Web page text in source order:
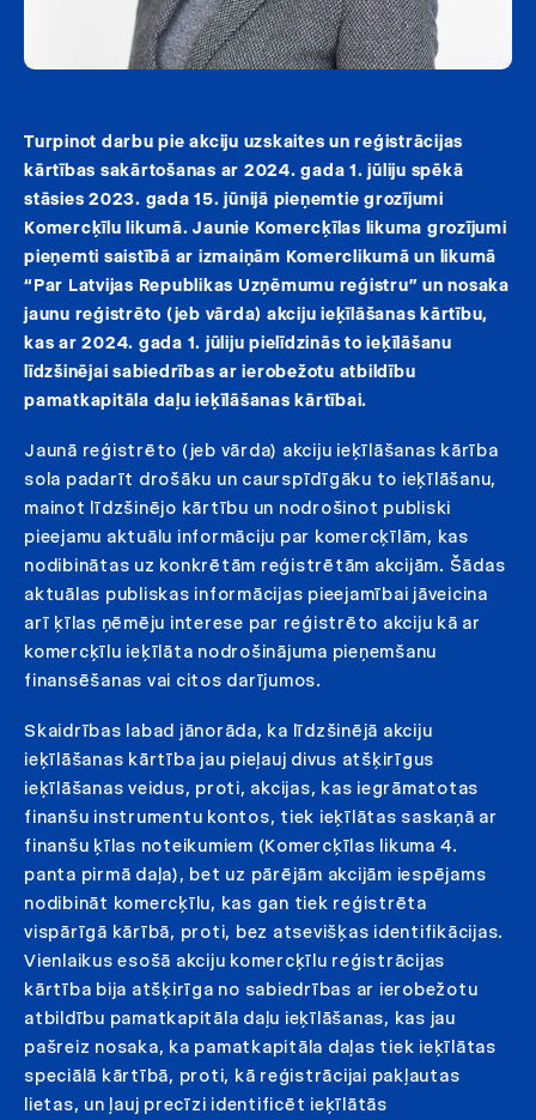
Turpinot darbu pie akciju uzskaites un reģistrācijas
kārtības sakārtošanas ar 2024. gada 1. jūliju spēkā
stāsies 2023. gada 15. jūnijā pieņemtie grozījumi
Komercķīlu likumā. Jaunie Komercķīlas likuma grozījumi
pieņemti saistībā ar izmaiņām Komerclikumā un likumā
“Par Latvijas Republikas Uzņēmumu reģistru” un nosaka
jaunu reģistrēto (jeb vārda) akciju ieķīlāšanas kārtību,
kas ar 2024. gada 1. jūliju pielīdzinās to ieķīlāšanu
līdzšinējai sabiedrības ar ierobežotu atbildību
pamatkapitāla daļu ieķīlāšanas kārtībai.
Jaunā reģistrēto (jeb vārda) akciju ieķīlāšanas kārība
sola padarīt drošāku un caurspīdīgāku to ieķīlāšanu,
mainot līdzšinējo kārtību un nodrošinot publiski
pieejamu aktuālu informāciju par komercķīlām, kas
nodibinātas uz konkrētām reģistrētām akcijām. Šādas
aktuālas publiskas informācijas pieejamībai jāveicina
arī ķīlas ņēmēju interese par reģistrēto akciju kā ar
komercķīlu ieķīlāta nodrošinājuma pieņemšanu
finansēšanas vai citos darījumos.
Skaidrības labad jānorāda, ka līdzšinējā akciju
ieķīlāšanas kārtība jau pieļauj divus atšķirīgus
ieķīlāšanas veidus, proti, akcijas, kas iegrāmatotas
finanšu instrumentu kontos, tiek ieķīlātas saskaņā ar
finanšu ķīlas noteikumiem (Komercķīlas likuma 4.
panta pirmā daļa), bet uz pārējām akcijām iespējams
nodibināt komercķīlu, kas gan tiek reģistrēta
vispārīgā kārībā, proti, bez atsevišķas identifikācijas.
Vienlaikus esošā akciju komercķīlu reģistrācijas
kārtība bija atšķirīga no sabiedrības ar ierobežotu
atbildību pamatkapitāla daļu ieķīlāšanas, kas jau
pašreiz nosaka, ka pamatkapitāla daļas tiek ieķīlātas
speciālā kārtībā, proti, kā reģistrācijai pakļautas
lietas, un ļauj precīzi identificēt ieķīlātās